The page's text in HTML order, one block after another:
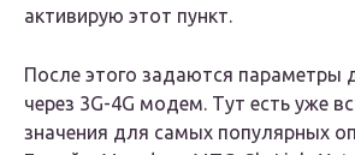
активирую этот пункт.
После этого задаются параметры
через 3G-4G модем. Тут есть уже
значения для самых популярных